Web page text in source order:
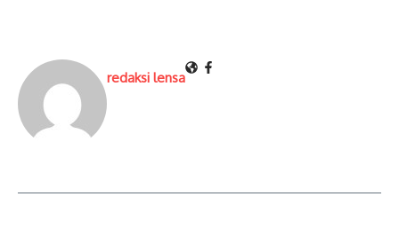
redaksi lensa